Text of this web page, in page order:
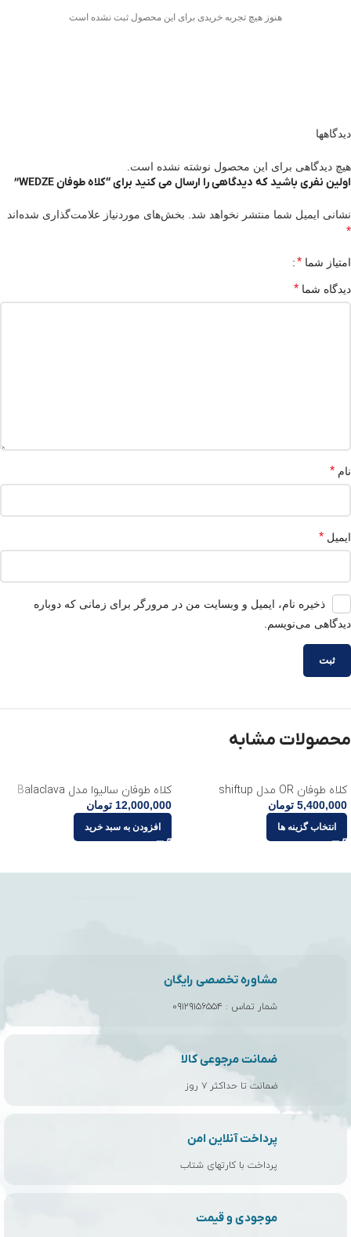
هنوز هیچ تجربه خریدی برای این محصول ثبت نشده است
دیدگاهها
هیچ دیدگاهی برای این محصول نوشته نشده است.
اولین نفری باشید که دیدگاهی را ارسال می کنید برای “کلاه طوفان WEDZE”
نشانی ایمیل شما منتشر نخواهد شد. بخش‌های موردنیاز علامت‌گذاری شده‌اند
*
امتیاز شما *
دیدگاه شما *
نام *
ایمیل *
ذخیره نام، ایمیل و وبسایت من در مرورگر برای زمانی که دوباره
دیدگاهی می‌نویسم.
محصولات مشابه
کلاه طوفان OR مدل shiftup
5,400,000 تومان
انتخاب گزینه ها
کلاه طوفان سالیوا مدل Balaclava
12,000,000 تومان
افزودن به سبد خرید
مشاوره تخصصی رایگان
شمار تماس : ۰۹۱۲۹۱۵۶۵۵۴
ضمانت مرجوعی کالا
ضمانت تا حداکثر ۷ روز
پرداخت آنلاین امن
پرداخت با کارتهای شتاب
موجودی و قیمت